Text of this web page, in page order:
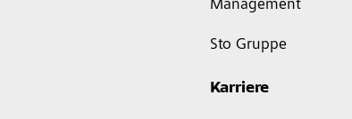
Management
Sto Gruppe
Karriere